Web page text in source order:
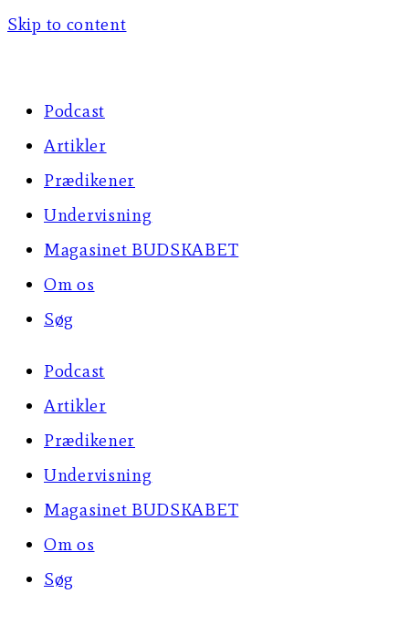
Skip to content
Podcast
Artikler
Prædikener
Undervisning
Magasinet BUDSKABET
Om os
Søg
Podcast
Artikler
Prædikener
Undervisning
Magasinet BUDSKABET
Om os
Søg